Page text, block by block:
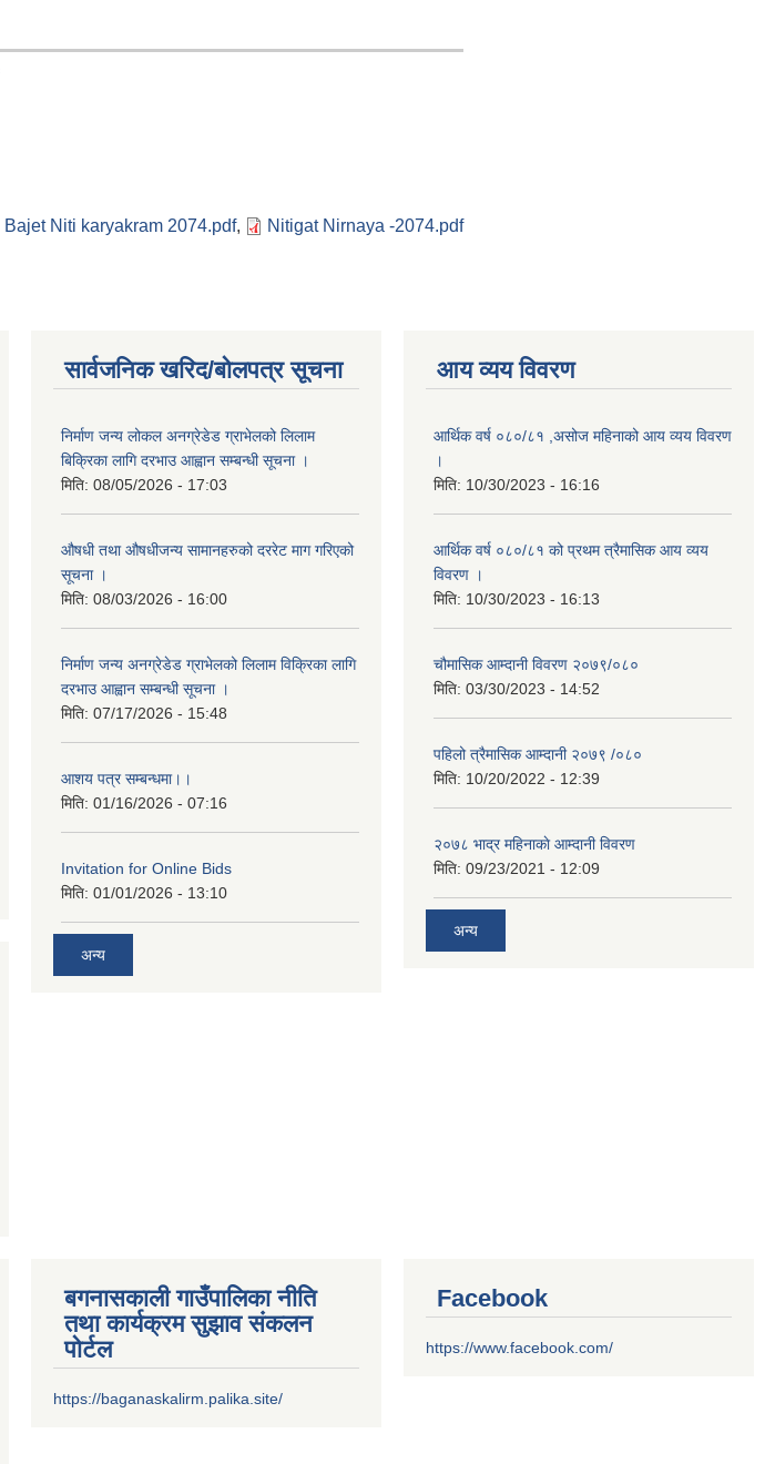
Bajet Niti karyakram 2074.pdf, Nitigat Nirnaya -2074.pdf
सार्वजनिक खरिद/बोलपत्र सूचना
निर्माण जन्य लोकल अनग्रेडेड ग्राभेलको लिलाम
बिक्रिका लागि दरभाउ आह्वान सम्बन्धी सूचना ।
मिति: 08/05/2026 - 17:03
औषधी तथा औषधीजन्य सामानहरुको दररेट माग गरिएको
सूचना ।
मिति: 08/03/2026 - 16:00
निर्माण जन्य अनग्रेडेड ग्राभेलको लिलाम विक्रिका लागि
दरभाउ आह्वान सम्बन्धी सूचना ।
मिति: 07/17/2026 - 15:48
आशय पत्र सम्बन्धमा।।
मिति: 01/16/2026 - 07:16
Invitation for Online Bids
मिति: 01/01/2026 - 13:10
अन्य
आय व्यय विवरण
आर्थिक वर्ष ०८०/८१ ,असोज महिनाको आय व्यय विवरण
।
मिति: 10/30/2023 - 16:16
आर्थिक वर्ष ०८०/८१ को प्रथम त्रैमासिक आय व्यय
विवरण ।
मिति: 10/30/2023 - 16:13
चौमासिक आम्दानी विवरण २०७९/०८०
मिति: 03/30/2023 - 14:52
पहिलो त्रैमासिक आम्दानी २०७९ /०८०
मिति: 10/20/2022 - 12:39
२०७८ भाद्र महिनाकाे आम्दानी विवरण
मिति: 09/23/2021 - 12:09
अन्य
बगनासकाली गाउँपालिका नीति
तथा कार्यक्रम सुझाव संकलन
पोर्टल
https://baganaskalirm.palika.site/
Facebook
https://www.facebook.com/